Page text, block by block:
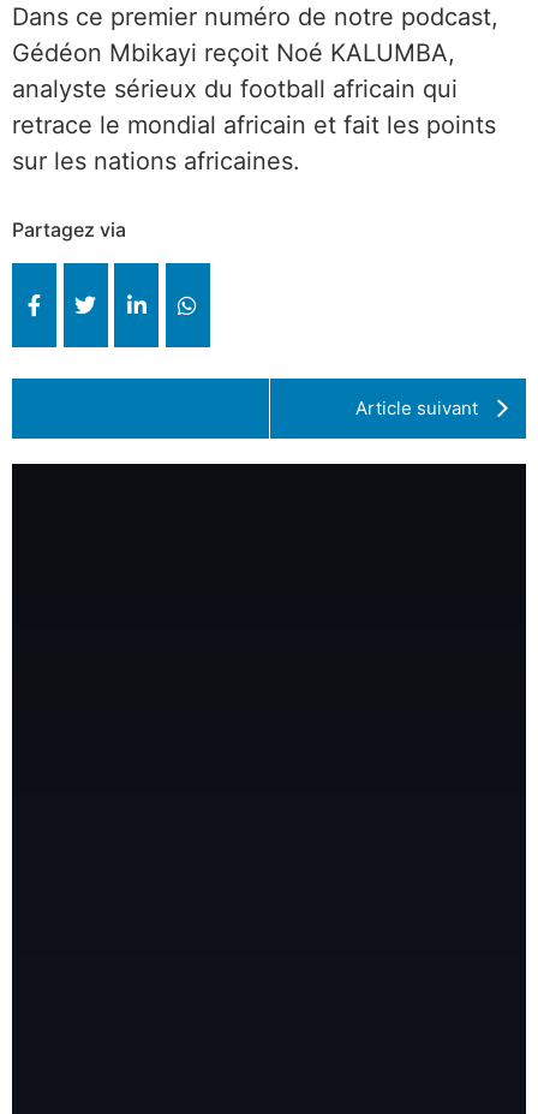
Dans ce premier numéro de notre podcast,
Gédéon Mbikayi reçoit Noé KALUMBA,
analyste sérieux du football africain qui
retrace le mondial africain et fait les points
sur les nations africaines.
Partagez via
Article suivant